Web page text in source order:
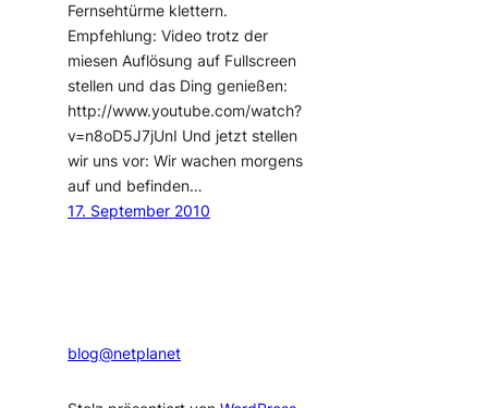
Fernsehtürme klettern.
Empfehlung: Video trotz der
miesen Auflösung auf Fullscreen
stellen und das Ding genießen:
http://www.youtube.com/watch?
v=n8oD5J7jUnI Und jetzt stellen
wir uns vor: Wir wachen morgens
auf und befinden…
17. September 2010
blog@netplanet